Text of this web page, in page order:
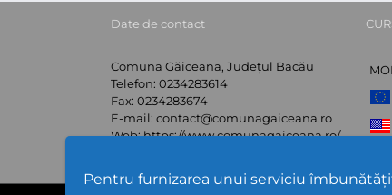
Pentru furnizarea unui serviciu
Date de contact
Comuna Găiceana, Județul Bacău
Telefon: 0234283614
Fax: 0234283674
E-mail: contact@comunagaiceana.ro
Web:https://www.comunagaiceana.ro/